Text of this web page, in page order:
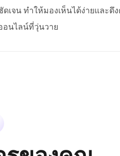
ดเจน ทำให้มองเห็นได้ง่ายและ
อนไลน์ที่วุ่นวาย